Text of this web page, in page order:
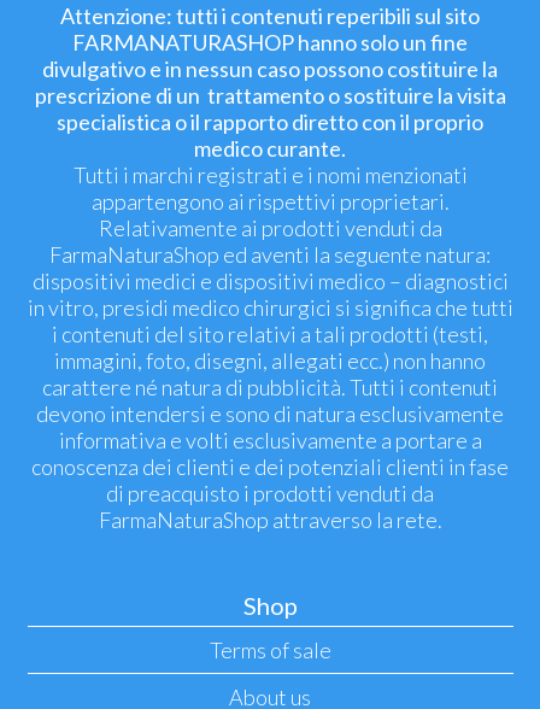
Attenzione: tutti i contenuti reperibili sul sito
FARMANATURASHOP hanno solo un fine
divulgativo e in nessun caso possono costituire la
prescrizione di un trattamento o sostituire la visita
specialistica o il rapporto diretto con il proprio
medico curante.
Tutti i marchi registrati e i nomi menzionati
appartengono ai rispettivi proprietari.
Relativamente ai prodotti venduti da
FarmaNaturaShop ed aventi la seguente natura:
dispositivi medici e dispositivi medico – diagnostici
in vitro, presidi medico chirurgici si significa che tutti
i contenuti del sito relativi a tali prodotti (testi,
immagini, foto, disegni, allegati ecc.) non hanno
carattere né natura di pubblicità. Tutti i contenuti
devono intendersi e sono di natura esclusivamente
informativa e volti esclusivamente a portare a
conoscenza dei clienti e dei potenziali clienti in fase
di preacquisto i prodotti venduti da
FarmaNaturaShop attraverso la rete.
Shop
Terms of sale
About us